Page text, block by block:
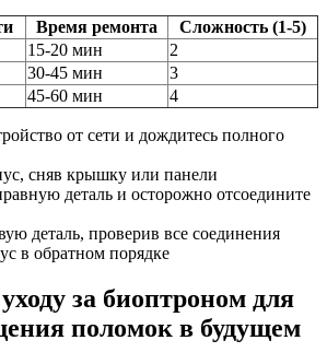
Время ремонта
Сложность (1-5)
15-20 мин
2
30-45 мин
3
45-60 мин 4
от сети и дождитесь полного
сняв крышку или панели
деталь и осторожно отсоедините
деталь, проверив все соединения
в обратном порядке
за биоптроном для
поломок в будущем